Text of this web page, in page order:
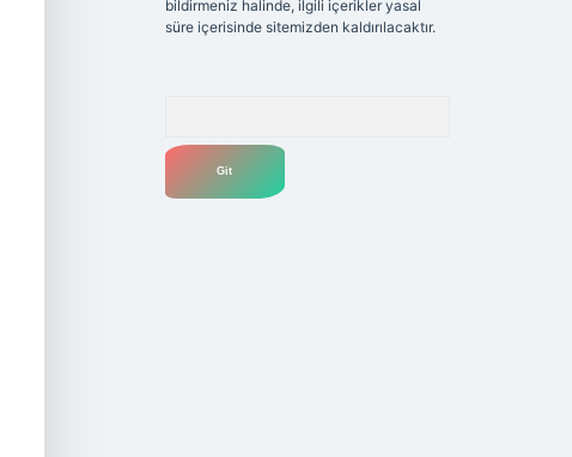
bildirmeniz halinde, ilgili içerikler yasal
süre içerisinde sitemizden kaldırılacaktır.